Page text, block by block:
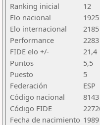
Ranking inicial
12
Elo nacional
1925
Elo internacional
2185
Performance
2283
FIDE elo +/-
21,4
Puntos
5,5
Puesto
5
Federación
ESP
Código nacional
8143
Código FIDE
Fecha de nacimiento 1989